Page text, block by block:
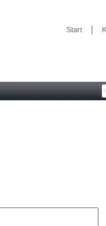
Start